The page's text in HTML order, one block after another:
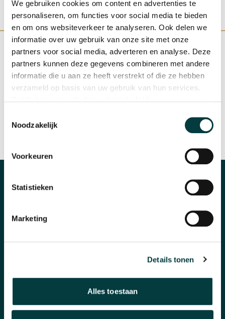
We gebruiken cookies om content en advertenties te
personaliseren, om functies voor social media te bieden
en om ons websiteverkeer te analyseren. Ook delen we
informatie over uw gebruik van onze site met onze
partners voor social media, adverteren en analyse. Deze
partners kunnen deze gegevens combineren met andere
informatie die u aan ze heeft verstrekt of die ze hebben
verzameld op basis van uw gebruik van hun services.
Noodzakelijk
Voorkeuren
Statistieken
Marketing
Details tonen
Alles toestaan
WINKEL IN NIJMEGEN OFFICIEEL VERKOOPPUNT
CATEGORIEËN